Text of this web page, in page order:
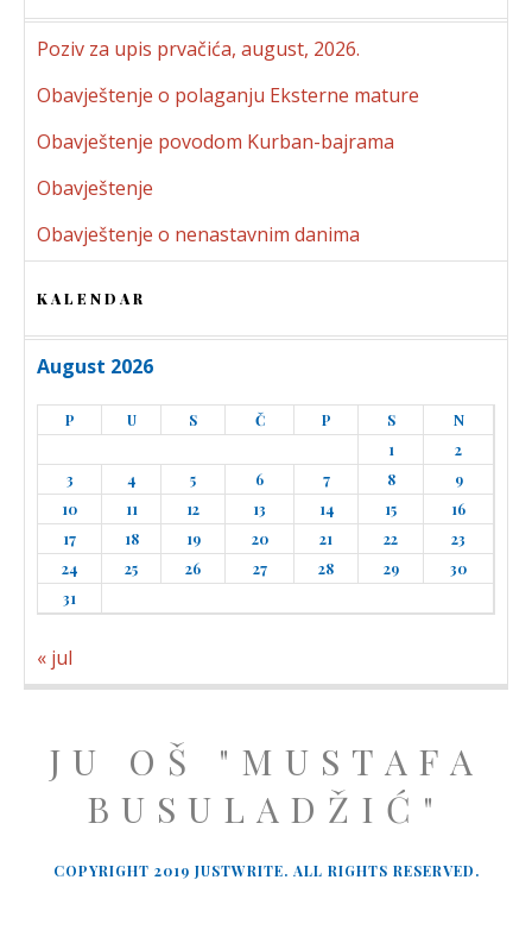
Poziv za upis prvačića, august, 2026.
Obavještenje o polaganju Eksterne mature
Obavještenje povodom Kurban-bajrama
Obavještenje
Obavještenje o nenastavnim danima
KALENDAR
August 2026
P U S Č P S
N
1
2
3
4 5 6 7 8
9
10
11 12 13 14 15
16
17
18 19 20 21 22
23
24
25 26 27 28 29
30
31
« jul
JU OŠ "MUSTAFA
BUSULADŽIĆ"
COPYRIGHT 2019 JUSTWRITE. ALL RIGHTS RESERVED.